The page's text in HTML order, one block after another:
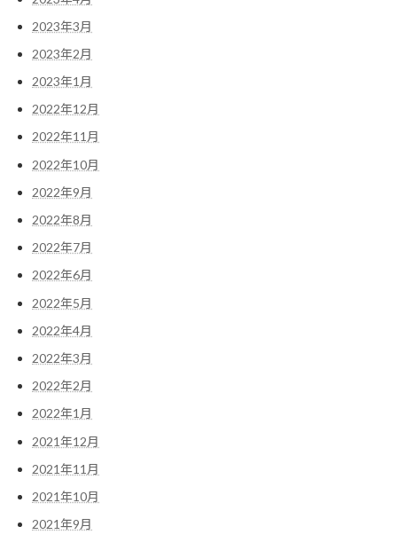
2023年3月
2023年2月
2023年1月
2022年12月
2022年11月
2022年10月
2022年9月
2022年8月
2022年7月
2022年6月
2022年5月
2022年4月
2022年3月
2022年2月
2022年1月
2021年12月
2021年11月
2021年10月
2021年9月